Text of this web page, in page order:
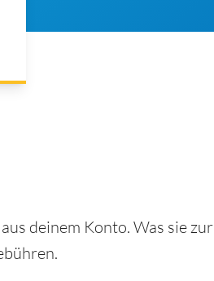
deinem Konto. Was sie zur